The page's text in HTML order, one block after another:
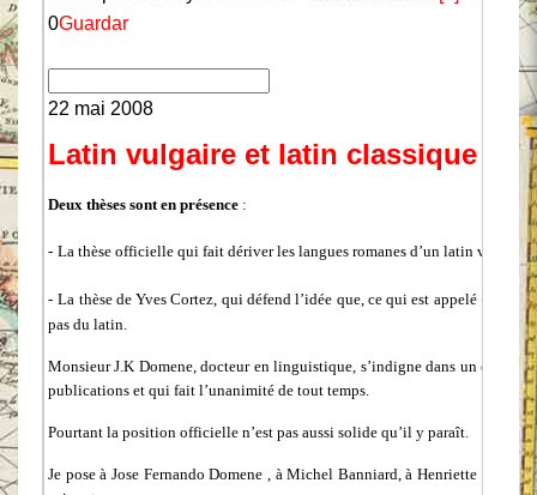
0Guardar
22 mai 2008
Latin vulgaire et latin classique
Deux thèses sont en présence :
- La thèse officielle qui fait dériver les langues romanes d’un latin
- La thèse de Yves Cortez, qui défend l’idée que, ce qui est appelé «
pas du latin.
Monsieur J.K Domene, docteur en linguistique, s’indigne dans un
publications et qui fait l’unanimité de tout temps.
Pourtant la position officielle n’est pas aussi solide qu’il y paraît.
Je pose à Jose Fernando Domene , à Michel Banniard, à Henriette Walter